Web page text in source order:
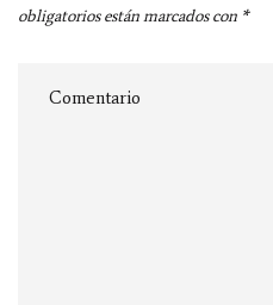
obligatorios están marcados con *